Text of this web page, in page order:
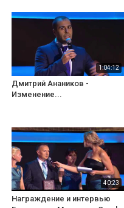
1:04:12
Дмитрий Анаников -
Изменение...
40:23
Награждение и интервью